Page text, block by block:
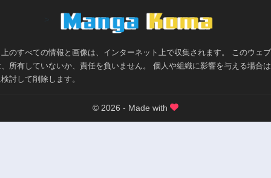
のすべての情報と画像は、インターネット上で収集されます。 このウェ
所有していないか、責任を負いません。 個人や組織に影響を与える場合
討して削除します。
© 2026 - Made with